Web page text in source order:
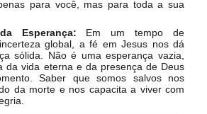
para você, mas para toda a sua
Esperança: Em um tempo de
global, a fé em Jesus nos dá
sólida. Não é uma esperança vazia,
da vida eterna e da presença de Deus
Saber que somos salvos nos
da morte e nos capacita a viver com